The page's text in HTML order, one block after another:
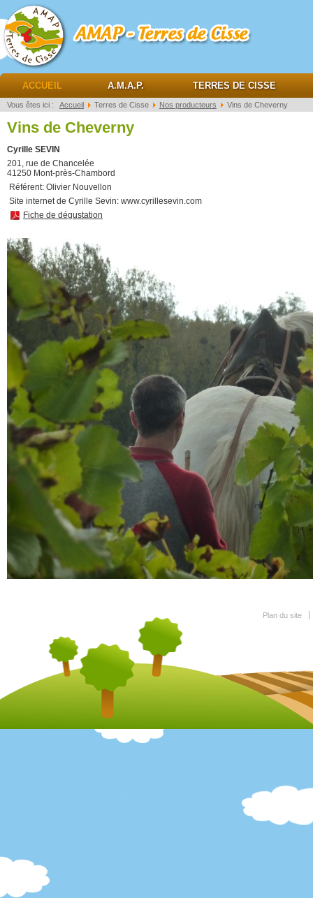
AMAP Terres de cisse
ACCUEIL A.M.A.P. TERRES DE CISSE
Vous êtes ici : Accueil Terres de Cisse Nos producteurs Vins de Cheverny
Vins de Cheverny
Cyrille SEVIN
201, rue de Chancelée
41250 Mont-près-Chambord
Référent: Olivier Nouvellon
Site internet de Cyrille Sevin: www.cyrillesevin.com
Fiche de dégustation
Plan du site